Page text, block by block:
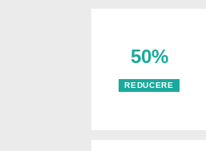
50%
REDUCERE